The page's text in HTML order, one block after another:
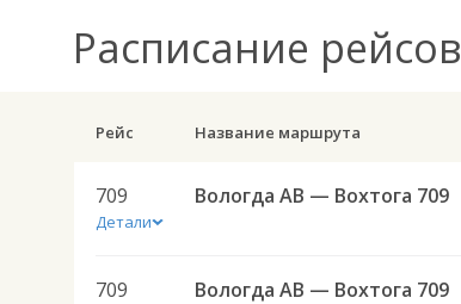
Расписание рейсов
Рейс Название маршрута
709
Детали
Вологда АВ — Вохтога 709
709 Вологда АВ — Вохтога 709